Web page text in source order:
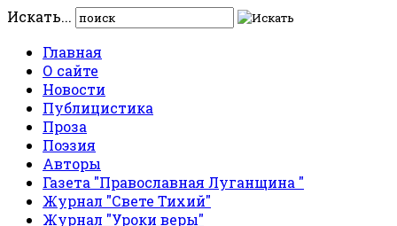
Искать...
Главная
О сайте
Новости
Публицистика
Проза
Поэзия
Авторы
Газета "Православная Луганщина "
Журнал "Свете Тихий"
Журнал "Уроки веры"